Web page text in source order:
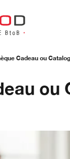
Cadeau ou
ou